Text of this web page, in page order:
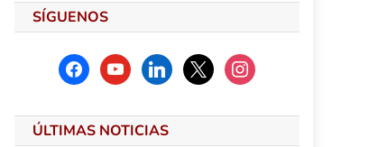
SÍGUENOS
facebookyoutubelinkedinx instagram
ÚLTIMAS NOTICIAS